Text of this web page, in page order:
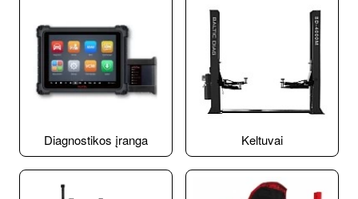
Diagnostikos įranga Keltuvai